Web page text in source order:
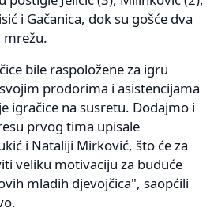
i Gačanica, dok su gošće dva
mrežu.
bile raspoložene za igru
prodorima i asistencijama
igračice na susretu. Dodajmo i
prvog tima upisale
i Nataliji Mirković, što će za
veliku motivaciju za buduće
mladih djevojčica", saopćili